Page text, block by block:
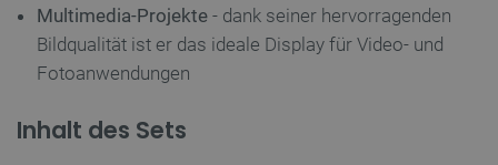
Multimedia-Projekte - dank seiner hervorragenden
Bildqualität ist er das ideale Display für Video- und
Fotoanwendungen
Inhalt des Sets
PrestaShop-[abcdef0123456789]{32} .botland.de